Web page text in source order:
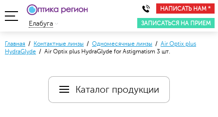
НАПИСАТЬ НАМ *
ЗАПИСАТЬСЯ НА ПРИЕМ
Елабуга
Главная / Контактные линзы / Одномесячные линзы / Air Optix plus
HydraGlyde / Air Optix plus HydraGlyde for Astigmatism 3 шт.
Каталог продукции